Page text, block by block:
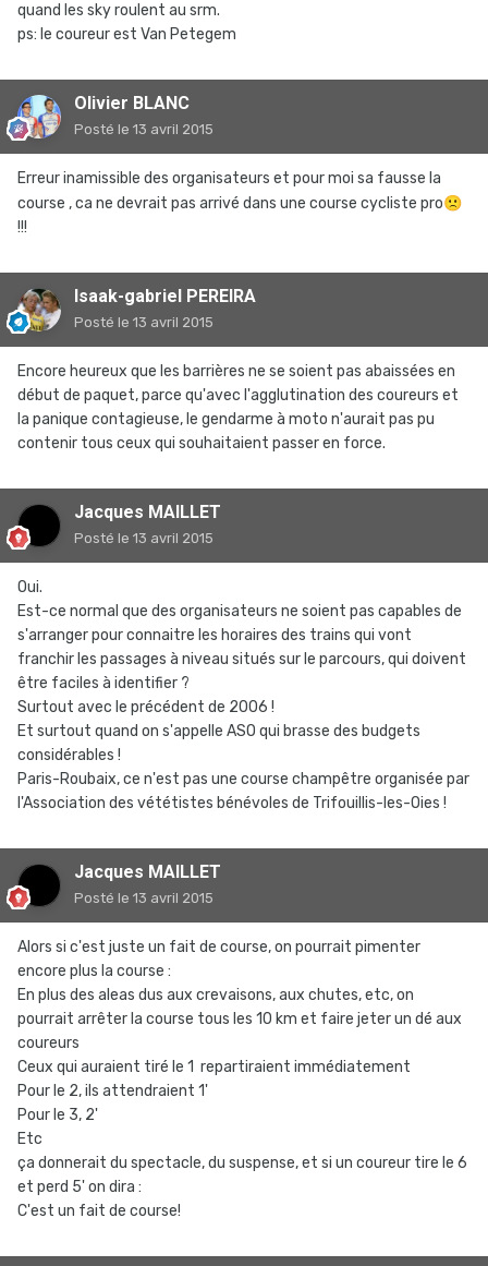
quand les sky roulent au srm.
ps: le coureur est Van Petegem
Olivier BLANC
Posté le 13 avril 2015
Erreur inamissible des organisateurs et pour moi sa fausse la
course , ca ne devrait pas arrivé dans une course cycliste pro🙁
!!!
Isaak-gabriel PEREIRA
Posté le 13 avril 2015
Encore heureux que les barrières ne se soient pas abaissées en
début de paquet, parce qu'avec l'agglutination des coureurs et
la panique contagieuse, le gendarme à moto n'aurait pas pu
contenir tous ceux qui souhaitaient passer en force.
Jacques MAILLET
Posté le 13 avril 2015
Oui.
Est-ce normal que des organisateurs ne soient pas capables de
s'arranger pour connaitre les horaires des trains qui vont
franchir les passages à niveau situés sur le parcours, qui doivent
être faciles à identifier ?
Surtout avec le précédent de 2006 !
Et surtout quand on s'appelle ASO qui brasse des budgets
considérables !
Paris-Roubaix, ce n'est pas une course champêtre organisée par
l'Association des vététistes bénévoles de Trifouillis-les-Oies !
Jacques MAILLET
Posté le 13 avril 2015
Alors si c'est juste un fait de course, on pourrait pimenter
encore plus la course :
En plus des aleas dus aux crevaisons, aux chutes, etc, on
pourrait arrêter la course tous les 10 km et faire jeter un dé aux
coureurs
Ceux qui auraient tiré le 1 repartiraient immédiatement
Pour le 2, ils attendraient 1'
Pour le 3, 2'
Etc
ça donnerait du spectacle, du suspense, et si un coureur tire le 6
et perd 5' on dira :
C'est un fait de course!